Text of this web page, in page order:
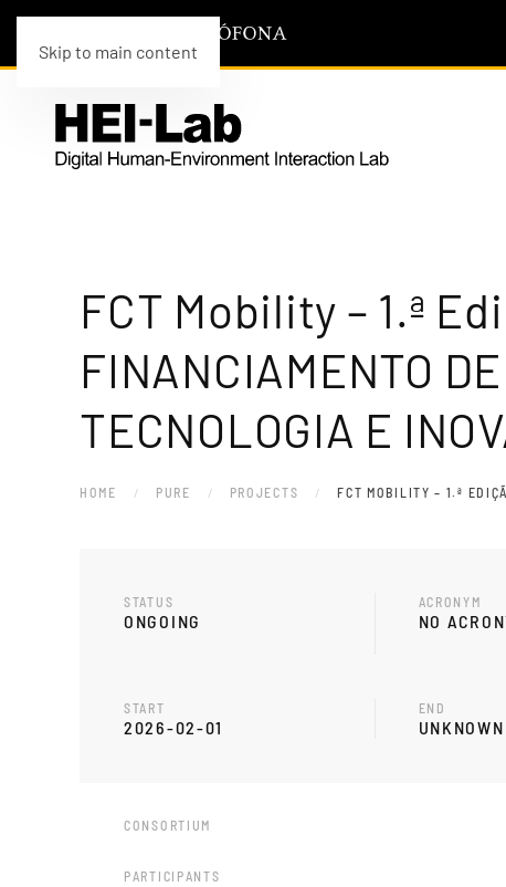
Skip to main content
FCT Mobility – 1.ª
FINANCIAMENTO
TECNOLOGIA E
HOME PURE PROJECTS FCT MOBILITY – 1.ª
STATUS
ONGOING
ACRONYM
NO
START
2026-02-01
END
UNKNOWN
CONSORTIUM
PARTICIPANTS